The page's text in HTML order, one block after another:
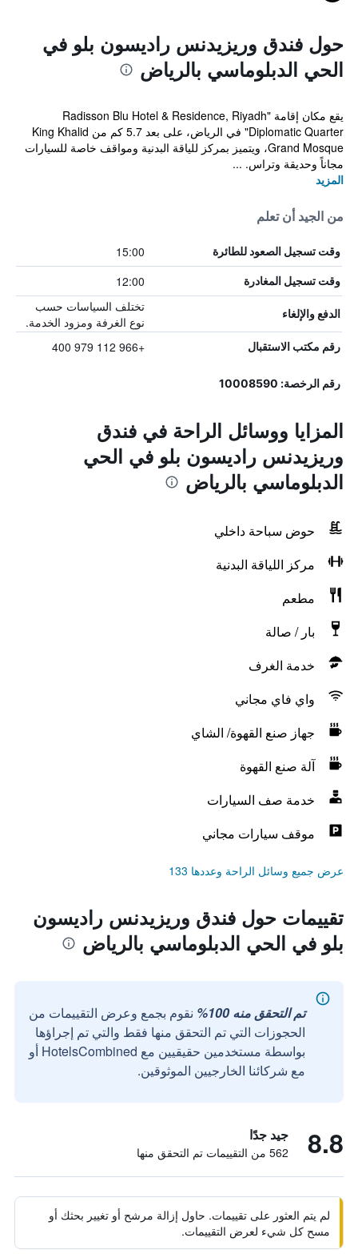
حول فندق وريزيدنس راديسون بلو في
الحي الدبلوماسي بالرياض
يقع مكان إقامة "Radisson Blu Hotel & Residence, Riyadh
Diplomatic Quarter" في الرياض، على بعد 5.7 كم من King Khalid
Grand Mosque، ويتميز بمركز للياقة البدنية ومواقف خاصة للسيارات
مجاناً وحديقة وتراس. ...
المزيد
من الجيد أن تعلم
وقت تسجيل الصعود للطائرة 15:00
وقت تسجيل المغادرة 12:00
الدفع والإلغاء
تختلف السياسات حسب
نوع الغرفة ومزود الخدمة.
رقم مكتب الاستقبال +966 112 979 400
رقم الرخصة: 10008590
المزايا ووسائل الراحة في فندق
وريزيدنس راديسون بلو في الحي
الدبلوماسي بالرياض
حوض سباحة داخلي
مركز اللياقة البدنية
مطعم
بار / صالة
خدمة الغرف
واي فاي مجاني
جهاز صنع القهوة/ الشاي
آلة صنع القهوة
خدمة صف السيارات
موقف سيارات مجاني
عرض جميع وسائل الراحة وعددها 133
تقييمات حول فندق وريزيدنس راديسون
بلو في الحي الدبلوماسي بالرياض
تم التحقق منه 100%
نقوم بجمع وعرض التقييمات من
الحجوزات التي تم التحقق منها فقط والتي تم إجراؤها
بواسطة مستخدمين حقيقيين مع HotelsCombined أو
مع شركائنا الخارجيين الموثوقين.
8.8 جيد جدًا
562 من التقييمات تم التحقق منها
لم يتم العثور على تقييمات. حاول إزالة مرشح أو تغيير بحثك أو
مسح كل شيء لعرض التقييمات.